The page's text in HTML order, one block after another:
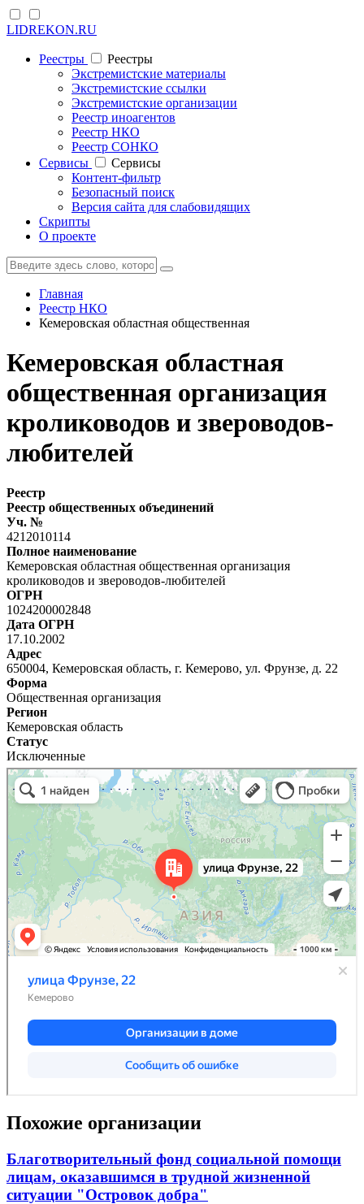
LIDREKON.RU
Реестры
Реестры
Экстремистские материалы
Экстремистские ссылки
Экстремистские организации
Реестр иноагентов
Реестр НКО
Реестр СОНКО
Cервисы
Cервисы
Контент-фильтр
Безопасный поиск
Версия сайта для слабовидящих
Скрипты
О проекте
Главная
Реестр НКО
Кемеровская областная общественная
Кемеровская областная
общественная организация
кролиководов и звероводов-
любителей
Реестр
Реестр общественных объединений
Уч. №
4212010114
Полное наименование
Кемеровская областная общественная организация
кролиководов и звероводов-любителей
ОГРН
1024200002848
Дата ОГРН
17.10.2002
Адрес
650004, Кемеровская область, г. Кемерово, ул. Фрунзе, д. 22
Форма
Общественная организация
Регион
Кемеровская область
Статус
Исключенные
Похожие организации
Благотворительный фонд социальной помощи
лицам, оказавшимся в трудной жизненной
ситуации "Островок добра"